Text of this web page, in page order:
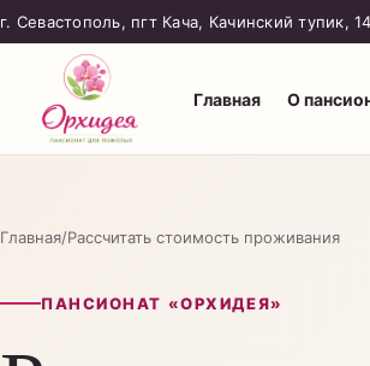
г. Севастополь, пгт Кача, Качинский тупик,
Главная О
Главная/Рассчитать стоимость проживания
ПАНСИОНАТ «ОРХИДЕЯ»